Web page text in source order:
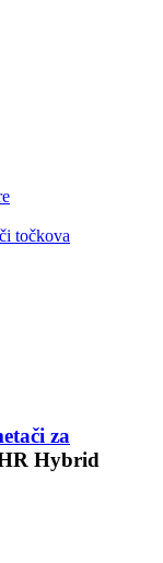
točkova
za
Hybrid